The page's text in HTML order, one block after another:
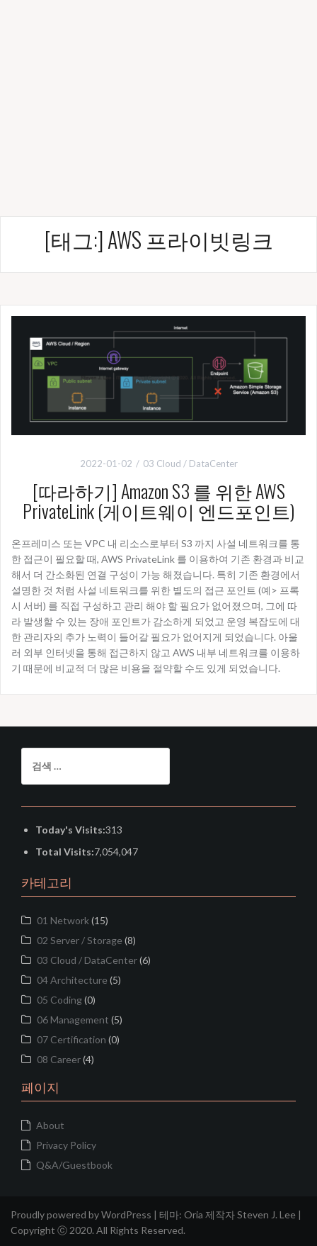
[태그:]AWS 프라이빗링크
2022-01-02 03 Cloud / DataCenter
[따라하기] Amazon S3 를 위한 AWS
PrivateLink (게이트웨이 엔드포인트)
온프레미스 또는 VPC 내 리소스로부터 S3 까지 사설 네트워크를 통
한 접근이 필요할 때, AWS PrivateLink 를 이용하여 기존 환경과 비교
해서 더 간소화된 연결 구성이 가능 해졌습니다. 특히 기존 환경에서
설명한 것 처럼 사설 네트워크를 위한 별도의 접근 포인트 (예> 프록
시 서버) 를 직접 구성하고 관리 해야 할 필요가 없어졌으며, 그에 따
라 발생할 수 있는 장애 포인트가 감소하게 되었고 운영 복잡도에 대
한 관리자의 추가 노력이 들어갈 필요가 없어지게 되었습니다. 아울
러 외부 인터넷을 통해 접근하지 않고 AWS 내부 네트워크를 이용하
기 때문에 비교적 더 많은 비용을 절약할 수도 있게 되었습니다.
색:
Today's Visits:313
Total Visits:7,054,047
카테고리
01 Network(15)
02 Server / Storage (8)
03 Cloud / DataCenter(6)
04 Architecture (5)
05 Coding(0)
06 Management (5)
07 Certification (0)
08 Career(4)
페이지
About
Privacy Policy
Q&A/Guestbook
Proudly powered by WordPress | 테마: Oria 제작자 Steven J. Lee |
Copyright ⓒ 2020. All Rights Reserved.